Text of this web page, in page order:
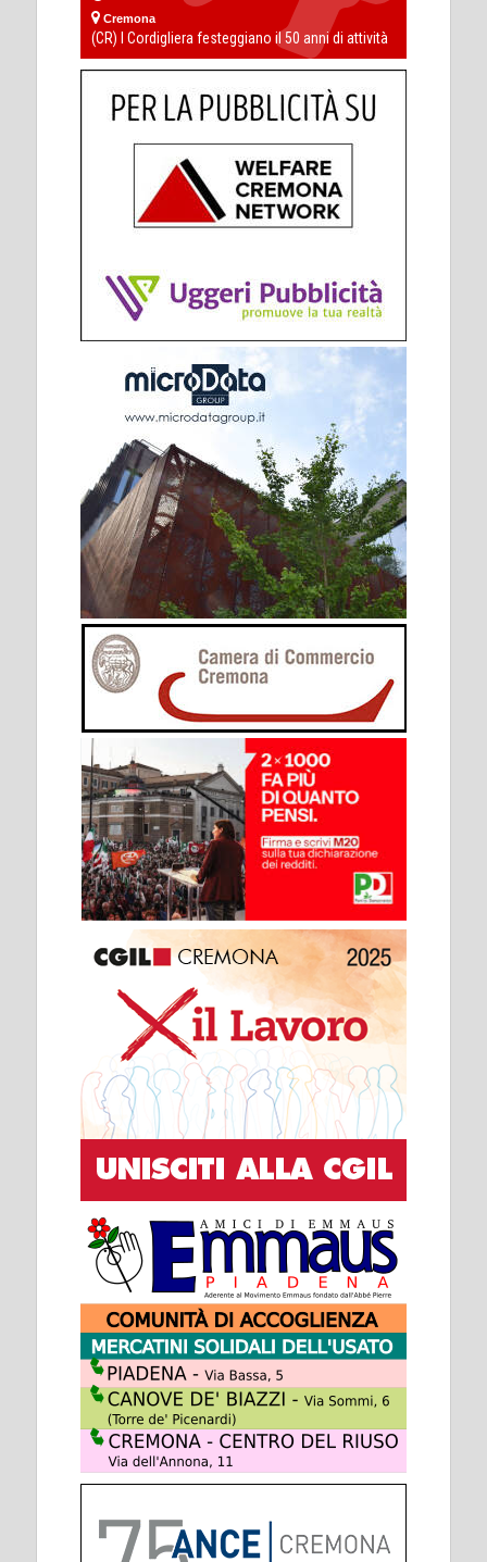
Cremona
(CR) I Cordigliera festeggiano il 50 anni di attività